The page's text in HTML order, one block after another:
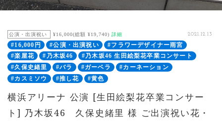
公演・出演祝い ¥16,000(総額 ¥19,740) 詳細 2021.12.13
#16,000円 #公演・出演祝い
#フラワーデザイナー雨宮
#楽屋花
#乃木坂46
#乃木坂46 生田絵梨花卒業コンサート
#久保史緒里
#バラ #ガーベラ
#カーネーション
#カスミソウ
#推し花 #黄色
横浜アリーナ 公演 [生田絵梨花卒業コンサー
ト] 乃木坂46 久保史緒里 様 ご出演祝い花・